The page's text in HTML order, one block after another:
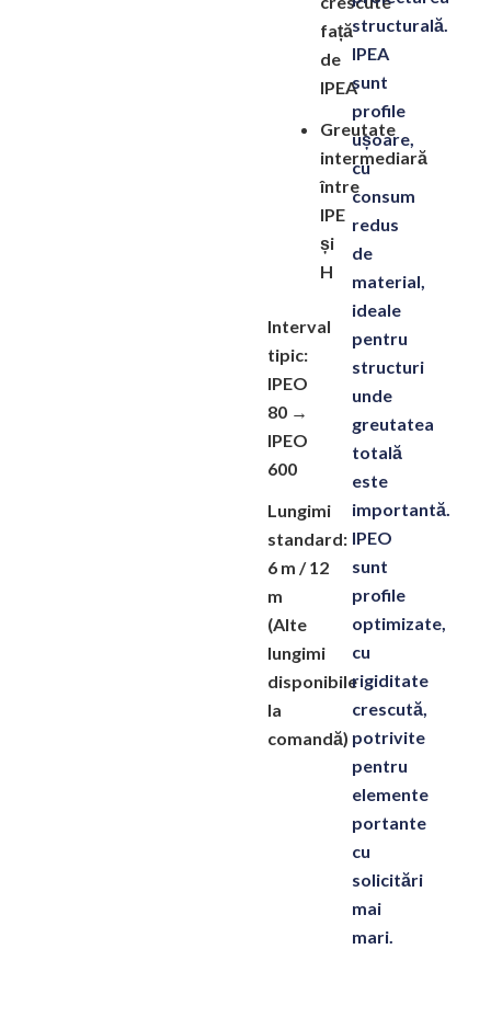
față
de
IPEA
Greutate
intermediară
între
IPE
și
H
Interval
tipic:
IPEO
80 →
IPEO
600
Lungimi
standard:
6 m / 12
m
(Alte
lungimi
disponibile
la
comandă)
structurală.
IPEA
sunt
profile
ușoare,
cu
consum
redus
de
material,
ideale
pentru
structuri
unde
greutatea
totală
este
importantă.
IPEO
sunt
profile
optimizate,
cu
rigiditate
crescută,
potrivite
pentru
elemente
portante
cu
solicitări
mai
mari.